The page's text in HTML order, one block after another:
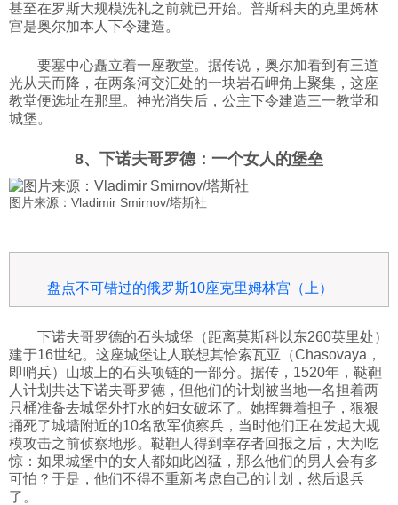
甚至在罗斯大规模洗礼之前就已开始。普斯科夫的克里姆林
宫是奥尔加本人下令建造。
要塞中心矗立着一座教堂。据传说，奥尔加看到有三道
光从天而降，在两条河交汇处的一块岩石岬角上聚集，这座
教堂便选址在那里。神光消失后，公主下令建造三一教堂和
城堡。
8、下诺夫哥罗德：一个女人的堡垒
图片来源：Vladimir Smirnov/塔斯社
盘点不可错过的俄罗斯10座克里姆林宫（上）
下诺夫哥罗德的石头城堡（距离莫斯科以东260英里处）
建于16世纪。这座城堡让人联想其恰索瓦亚（Chasovaya，
即哨兵）山坡上的石头项链的一部分。据传，1520年，鞑靼
人计划共达下诺夫哥罗德，但他们的计划被当地一名担着两
只桶准备去城堡外打水的妇女破坏了。她挥舞着担子，狠狠
捅死了城墙附近的10名敌军侦察兵，当时他们正在发起大规
模攻击之前侦察地形。鞑靼人得到幸存者回报之后，大为吃
惊：如果城堡中的女人都如此凶猛，那么他们的男人会有多
可怕？于是，他们不得不重新考虑自己的计划，然后退兵
了。